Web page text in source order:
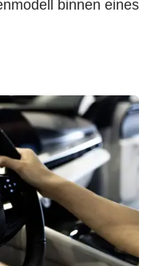
binnen eines